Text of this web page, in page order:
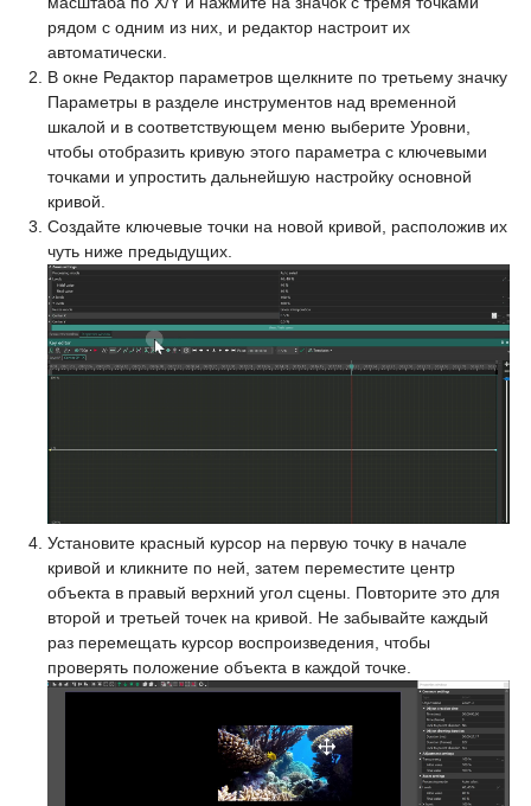
рядом с одним из них, и редактор настроит их
автоматически.
В окне Редактор параметров щелкните по третьему значку
Параметры в разделе инструментов над временной
шкалой и в соответствующем меню выберите Уровни,
чтобы отобразить кривую этого параметра с ключевыми
точками и упростить дальнейшую настройку основной
кривой.
Создайте ключевые точки на новой кривой, расположив их
чуть ниже предыдущих.
Установите красный курсор на первую точку в начале
кривой и кликните по ней, затем переместите центр
объекта в правый верхний угол сцены. Повторите это для
второй и третьей точек на кривой. Не забывайте каждый
раз перемещать курсор воспроизведения, чтобы
проверять положение объекта в каждой точке.